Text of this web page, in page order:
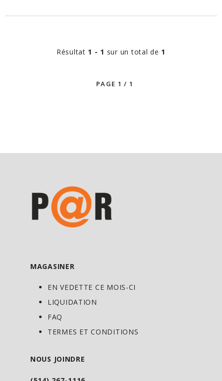
Résultat 1 - 1 sur un total de 1
MAGASINER
EN VEDETTE CE MOIS-CI
LIQUIDATION
FAQ
TERMES ET CONDITIONS
NOUS JOINDRE